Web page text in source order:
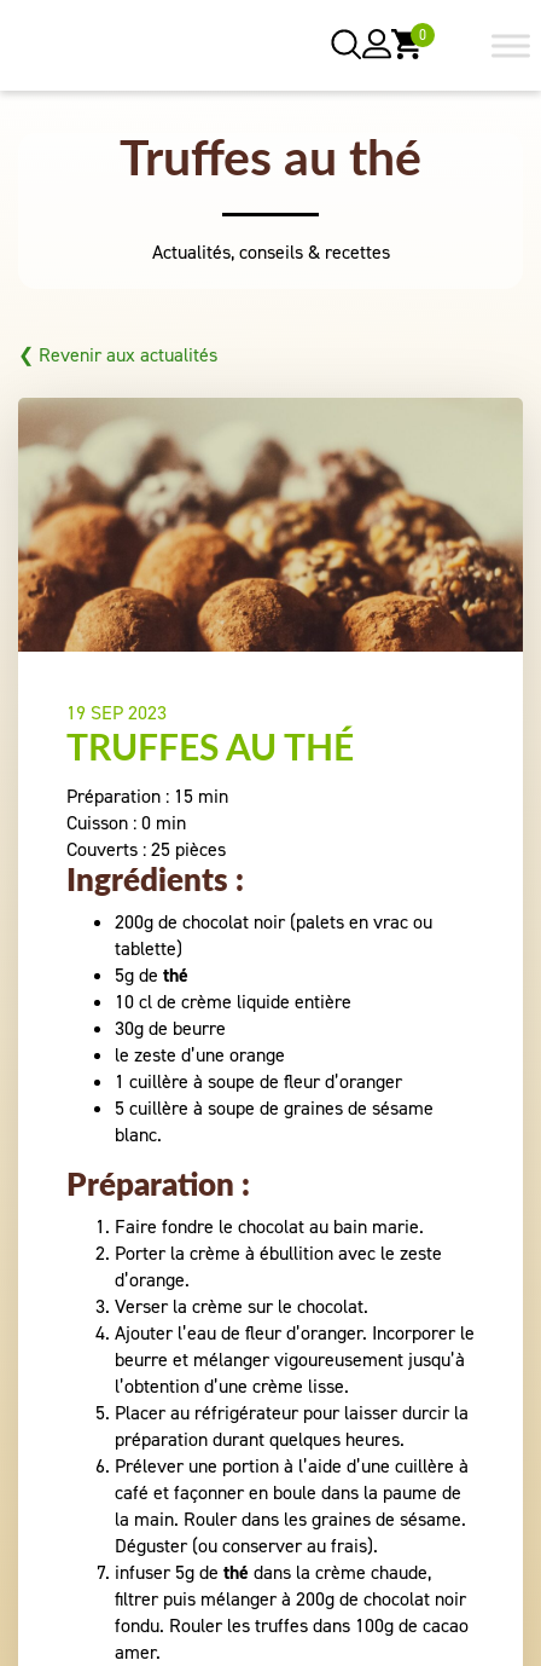
0
Truffes au thé
Actualités, conseils & recettes
❮ Revenir aux actualités
19 SEP 2023
TRUFFES AU THÉ
Préparation : 15 min
Cuisson : 0 min
Couverts : 25 pièces
Ingrédients :
200g de chocolat noir (palets en vrac ou
tablette)
5g de thé
10 cl de crème liquide entière
30g de beurre
le zeste d’une orange
1 cuillère à soupe de fleur d’oranger
5 cuillère à soupe de graines de sésame
blanc.
Préparation :
Faire fondre le chocolat au bain marie.
Porter la crème à ébullition avec le zeste
d’orange.
Verser la crème sur le chocolat.
Ajouter l’eau de fleur d’oranger. Incorporer le
beurre et mélanger vigoureusement jusqu’à
l’obtention d’une crème lisse.
Placer au réfrigérateur pour laisser durcir la
préparation durant quelques heures.
Prélever une portion à l’aide d’une cuillère à
café et façonner en boule dans la paume de
la main. Rouler dans les graines de sésame.
Déguster (ou conserver au frais).
infuser 5g de thé dans la crème chaude,
filtrer puis mélanger à 200g de chocolat noir
fondu. Rouler les truffes dans 100g de cacao
amer.